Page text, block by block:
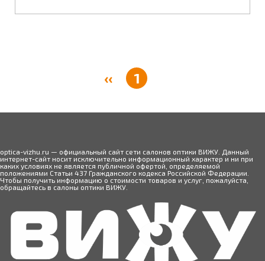
‹‹ 1
optica-vizhu.ru — официальный сайт сети салонов оптики ВИЖУ. Данный
интернет-сайт носит исключительно информационный характер и ни при
каких условиях не является публичной офертой, определяемой
положениями Статьи 437 Гражданского кодекса Российской Федерации.
Чтобы получить информацию о стоимости товаров и услуг, пожалуйста,
обращайтесь в салоны оптики ВИЖУ.